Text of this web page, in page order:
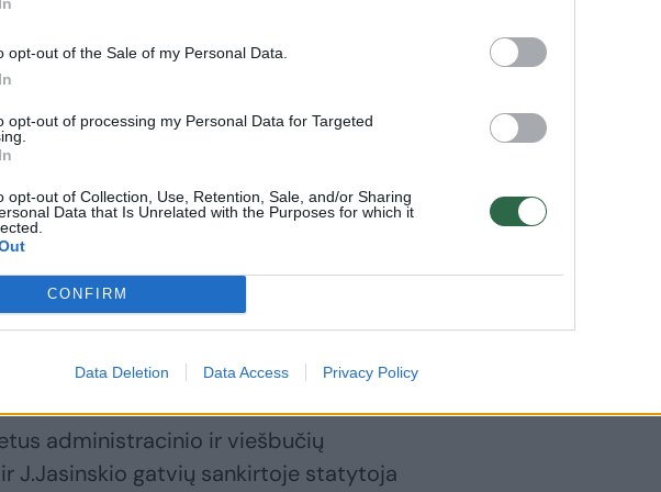
opt-out of the Sale of my Personal Data.
opt-out of processing my Personal Data for Targeted
opt-out of Collection, Use, Retention, Sale, and/or Sharing
Data that Is Unrelated with the Purposes for which it
CONFIRM
Data Deletion Data Access Privacy Policy
dešimtmečius neveikia, o jo vietoje
vis naujų pasakojimų.
pradėjo darbuotis archeologai ir atkasė
pamėgino pro tvoros skylę
ten – XIX amžiaus pabaigos ar XX
pamatai.
administracinio ir viešbučių
J.Jasinskio gatvių sankirtoje statytoja